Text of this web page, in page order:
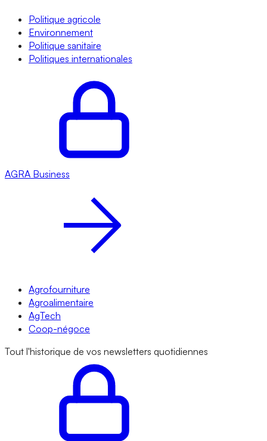
Politique agricole
Environnement
Politique sanitaire
Politiques internationales
AGRA Business
Agrofourniture
Agroalimentaire
AgTech
Coop-négoce
Tout l'historique de vos newsletters quotidiennes